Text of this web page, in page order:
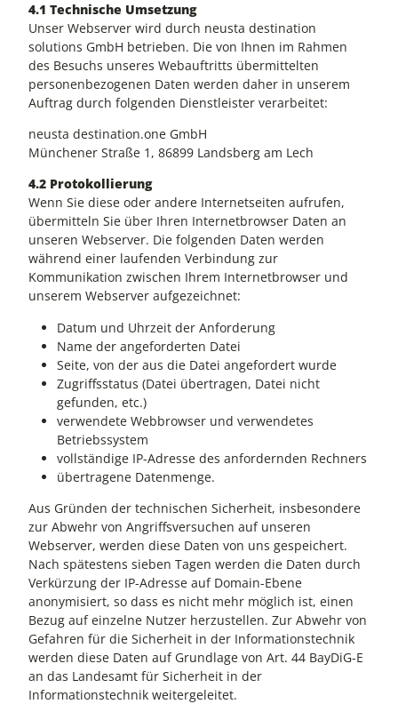
4.1 Technische Umsetzung
Unser Webserver wird durch neusta destination
solutions GmbH betrieben. Die von Ihnen im Rahmen
des Besuchs unseres Webauftritts übermittelten
personenbezogenen Daten werden daher in unserem
Auftrag durch folgenden Dienstleister verarbeitet:
neusta destination.one GmbH
Münchener Straße 1, 86899 Landsberg am Lech
4.2 Protokollierung
Wenn Sie diese oder andere Internetseiten aufrufen,
übermitteln Sie über Ihren Internetbrowser Daten an
unseren Webserver. Die folgenden Daten werden
während einer laufenden Verbindung zur
Kommunikation zwischen Ihrem Internetbrowser und
unserem Webserver aufgezeichnet:
Datum und Uhrzeit der Anforderung
Name der angeforderten Datei
Seite, von der aus die Datei angefordert wurde
Zugriffsstatus (Datei übertragen, Datei nicht
gefunden, etc.)
verwendete Webbrowser und verwendetes
Betriebssystem
vollständige IP-Adresse des anfordernden Rechners
übertragene Datenmenge.
Aus Gründen der technischen Sicherheit, insbesondere
zur Abwehr von Angriffsversuchen auf unseren
Webserver, werden diese Daten von uns gespeichert.
Nach spätestens sieben Tagen werden die Daten durch
Verkürzung der IP-Adresse auf Domain-Ebene
anonymisiert, so dass es nicht mehr möglich ist, einen
Bezug auf einzelne Nutzer herzustellen. Zur Abwehr von
Gefahren für die Sicherheit in der Informationstechnik
werden diese Daten auf Grundlage von Art. 44 BayDiG-E
an das Landesamt für Sicherheit in der
Informationstechnik weitergeleitet.